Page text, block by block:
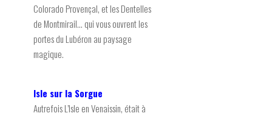
Colorado Provençal, et les Dentelles
de Montmirail... qui vous ouvrent les
portes du Lubéron au paysage
magique.
Isle sur la Sorgue
Autrefois L’Isle en Venaissin, était à